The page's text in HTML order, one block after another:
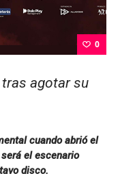
0
agotar su
cuando abrió el
será el escenario
disco.